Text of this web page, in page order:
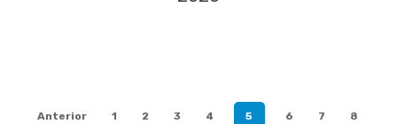
Anterior 1 2 3 4 5 6 7 8